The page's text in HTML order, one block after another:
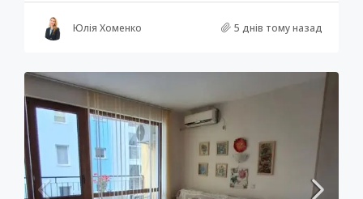
Юлія Хоменко 5 днів тому назад